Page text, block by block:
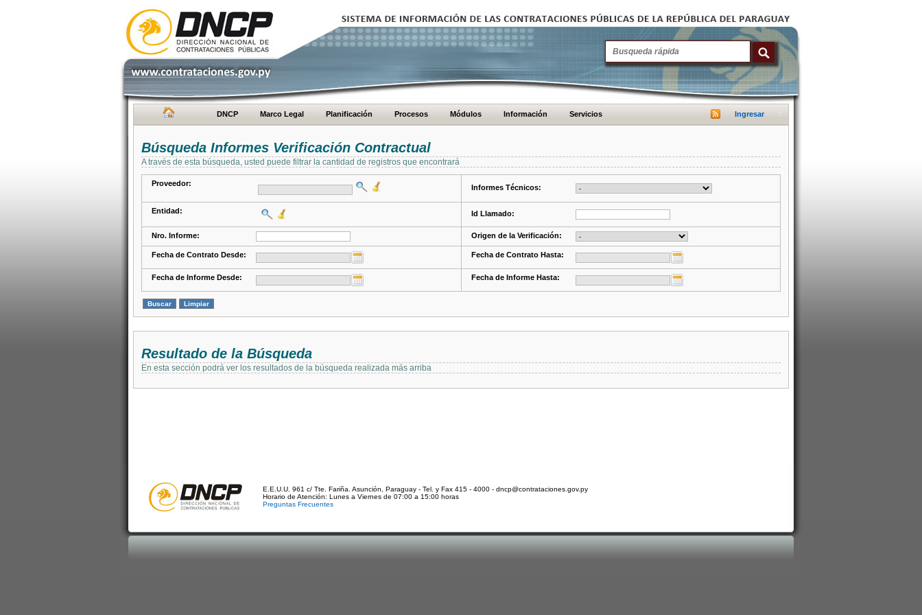
DNCP Marco Legal Planificación Procesos Módulos Información Servicios Ingresar
Búsqueda Informes Verificación Contractual
A través de esta búsqueda, usted puede filtrar la cantidad de registros que encontrará
Proveedor: Informes Técnicos:
Entidad: Id Llamado:
Nro. Informe: Origen de la Verificación:
Fecha de Contrato Desde: Fecha de Contrato Hasta:
Fecha de Informe Desde: Fecha de Informe Hasta:
Resultado de la Búsqueda
En esta sección podrá ver los resultados de la búsqueda realizada más arriba
E.E.U.U. 961 c/ Tte. Fariña. Asunción, Paraguay - Tel. y Fax 415 - 4000 - dncp@contrataciones.gov.py
Horario de Atención: Lunes a Viernes de 07:00 a 15:00 horas
Preguntas Frecuentes